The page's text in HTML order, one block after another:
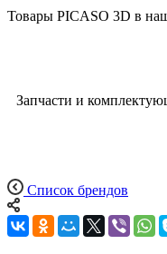
Товары PICASO 3D в
Запчасти и
Список брендов